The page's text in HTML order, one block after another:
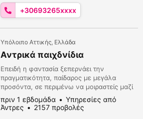
Telegram (tolis manolis, μόνο σοβαρές
προτάσεις 6932653534.
+30693265xxxx
Υπόλοιπο Αττικής, Ελλάδα
Αντρικά παιχδνίδια
Επειδή η φαντασία ξεπερνάει την
πραγματικότητα, παίδαρος με μεγάλα
προσόντα, σε περιμένω να μοιραστείς μαζί
μου τις πιο πρόστυχες φαντασιώσεις σου,
με εχεμύθεια, ασφάλεια, και χωρίς
βιασύνες. Τηλεφώνησέ μου στο
πριν 1 εβδομάδα
Υπηρεσίες από
Άντρες
2157 προβολές